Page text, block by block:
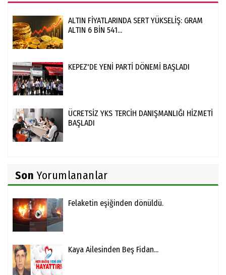
ALTIN FİYATLARINDA SERT YÜKSELİŞ: GRAM
ALTIN 6 BİN 541...
KEPEZ'DE YENİ PARTİ DÖNEMİ BAŞLADI
ÜCRETSİZ YKS TERCİH DANIŞMANLIĞI HİZMETİ
BAŞLADI
Son Yorumlananlar
Felaketin eşiğinden dönüldü.
Kaya Ailesinden Beş Fidan...